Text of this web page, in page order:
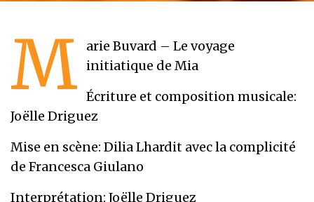
M
arie Buvard – Le voyage
initiatique de Mia
Écriture et composition musicale:
Joëlle Driguez
Mise en scène: Dilia Lhardit avec la complicité
de Francesca Giulano
Interprétation: Joëlle Driguez